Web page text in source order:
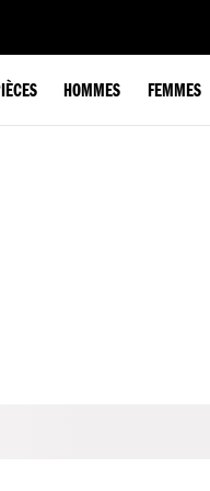
HOMMES FEMMES